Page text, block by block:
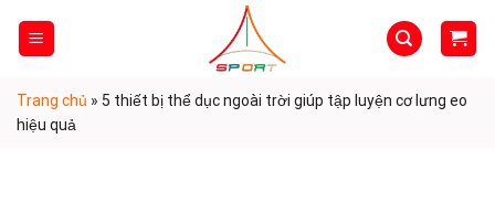
Trang chủ » 5 thiết bị thể dục ngoài trời giúp tập luyện cơ lưng eo
hiệu quả